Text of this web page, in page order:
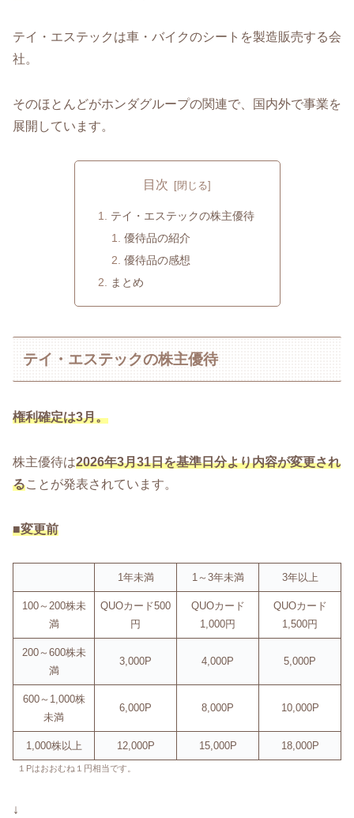
テイ・エステックは車・バイクのシートを製造販売する会
社。
そのほとんどがホンダグループの関連で、国内外で事業を
展開しています。
目次
テイ・エステックの株主優待
優待品の紹介
優待品の感想
まとめ
テイ・エステックの株主優待
権利確定は3月。
株主優待は2026年3月31日を基準日分より内容が変更され
ることが発表されています。
■変更前
1年未満 1～3年未満 3年以上
100～200株未
満
QUOカード500
円
QUOカード
1,000円
QUOカード
1,500円
200～600株未
満
3,000P 4,000P 5,000P
600～1,000株
未満
6,000P 8,000P 10,000P
1,000株以上 12,000P 15,000P 18,000P
１Pはおおむね１円相当です。
↓